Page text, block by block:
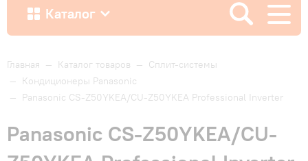
Каталог
Как купить
Доставка и оплата
Гарантия и сервис
Главная — Каталог товаров — Сплит-системы
— Кондиционеры Panasonic
— Panasonic CS-Z50YKEA/CU-Z50YKEA Professional Inverter
Panasonic CS-Z50YKEA/CU-